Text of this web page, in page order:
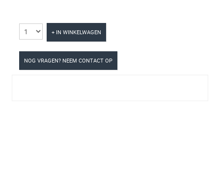
+ IN WINKELWAGEN
NOG VRAGEN? NEEM CONTACT OP